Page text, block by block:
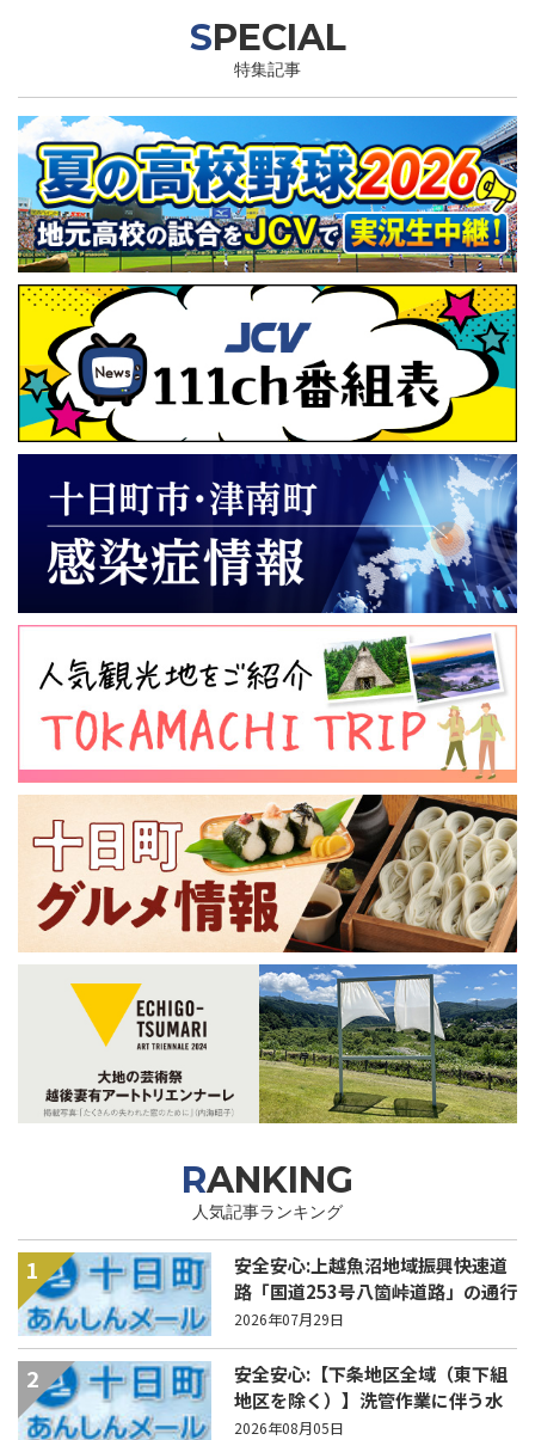
SPECIAL
特集記事
RANKING
人気記事ランキング
1
安全安心:上越魚沼地域振興快速道
路「国道253号八箇峠道路」の通行
規制について
2026年07月29日
2
安全安心:【下条地区全域（東下組
地区を除く）】洗管作業に伴う水
道の濁りの発生について
2026年08月05日